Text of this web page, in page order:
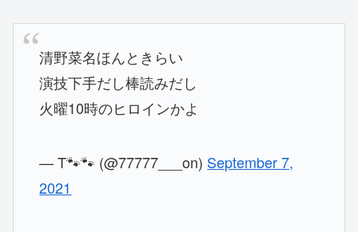
清野菜名ほんときらい
演技下手だし棒読みだし
火曜10時のヒロインかよ
— ︎T🐾🐾 (@77777___on) September 7,
2021